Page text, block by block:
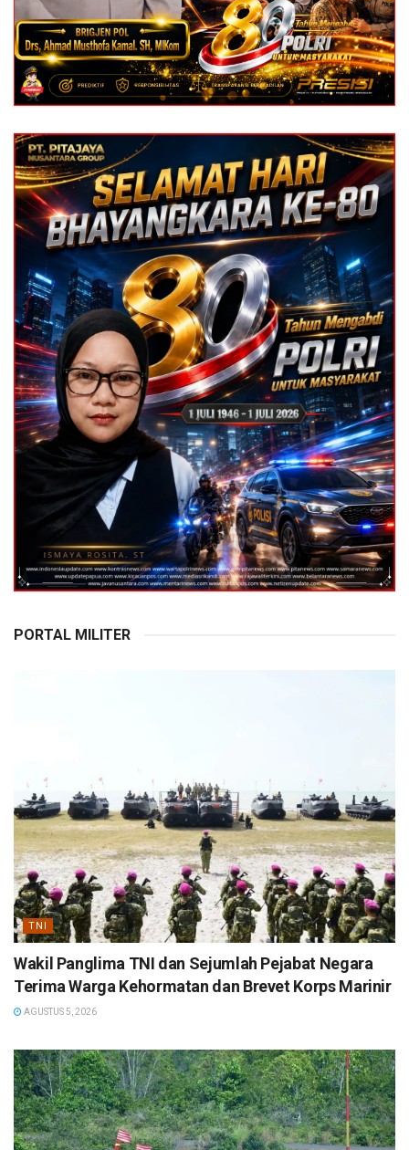
PORTAL MILITER
TNI
Wakil Panglima TNI dan Sejumlah Pejabat Negara
Terima Warga Kehormatan dan Brevet Korps Marinir
AGUSTUS 5, 2026